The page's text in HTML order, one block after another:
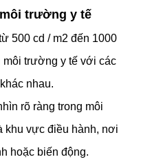
trường y tế
500 cd / m2 đến 1000
môi trường y tế với các
nhau.
rõ ràng trong môi
khu vực điều hành, nơi
hoặc biến động.